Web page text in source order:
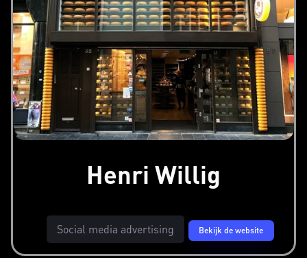
Henri Willig
Social media advertising Bekijk de website